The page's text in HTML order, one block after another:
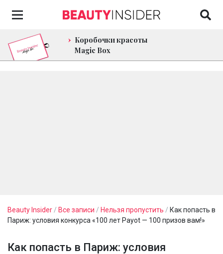
Коробочки красоты
Magic Box
Beauty Insider / Все записи / Нельзя пропустить / Как попасть в
Париж: условия конкурса «100 лет Payot — 100 призов вам!»
Как попасть в Париж: условия